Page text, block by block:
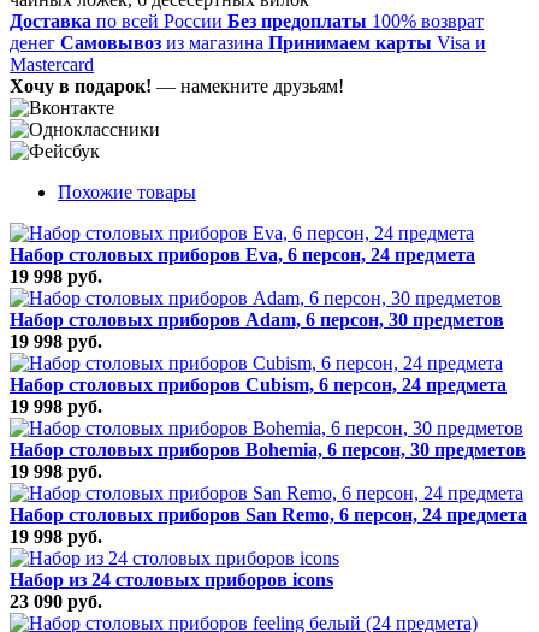
Доставка по всей России Без предоплаты 100% возврат
денег Самовывоз из магазина Принимаем карты Visa и
Mastercard
Хочу в подарок! — намекните друзьям!
Похожие товары
Набор столовых приборов Eva, 6 персон, 24 предмета
19 998 руб.
Набор столовых приборов Adam, 6 персон, 30 предметов
19 998 руб.
Набор столовых приборов Cubism, 6 персон, 24 предмета
19 998 руб.
Набор столовых приборов Bohemia, 6 персон, 30 предметов
19 998 руб.
Набор столовых приборов San Remo, 6 персон, 24 предмета
19 998 руб.
Набор из 24 столовых приборов icons
23 090 руб.